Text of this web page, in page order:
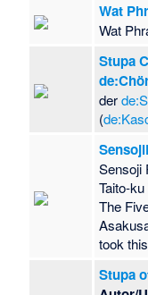
Wat
Wat
Stupa
der
(
Sensoji
Taito-
The
took
Stupa